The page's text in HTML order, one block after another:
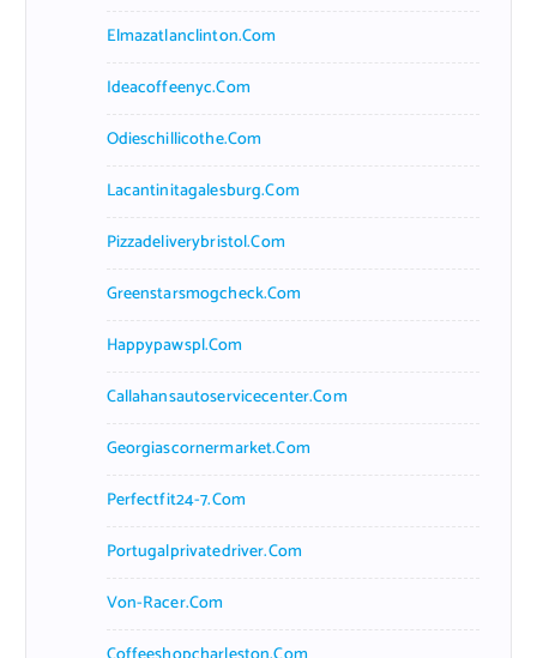
Elmazatlanclinton.com
Ideacoffeenyc.com
Odieschillicothe.com
Lacantinitagalesburg.com
Pizzadeliverybristol.com
Greenstarsmogcheck.com
Happypawspl.com
Callahansautoservicecenter.com
Georgiascornermarket.com
Perfectfit24-7.com
Portugalprivatedriver.com
Von-Racer.com